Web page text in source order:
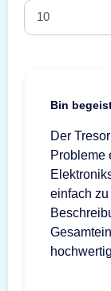
Bin
Der
Probleme
einfach